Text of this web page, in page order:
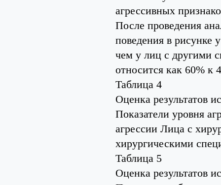
агрессивных
После проведения
поведения в рисунке
чем у лиц с другими
относится как 60% к
Таблица 4
Оценка результатов
Показатели уровня
агрессии Лица с
хирургическими
Таблица 5
Оценка результатов